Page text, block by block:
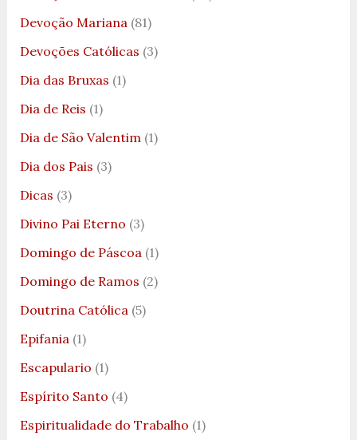
Devoção Mariana(81)
Devoções Católicas (3)
Dia das Bruxas (1)
Dia de Reis (1)
Dia de São Valentim(1)
Dia dos Pais (3)
Dicas (3)
Divino Pai Eterno (3)
Domingo de Páscoa(1)
Domingo de Ramos (2)
Doutrina Católica(5)
Epifania(1)
Escapulario (1)
Espírito Santo (4)
Espiritualidade do Trabalho (1)